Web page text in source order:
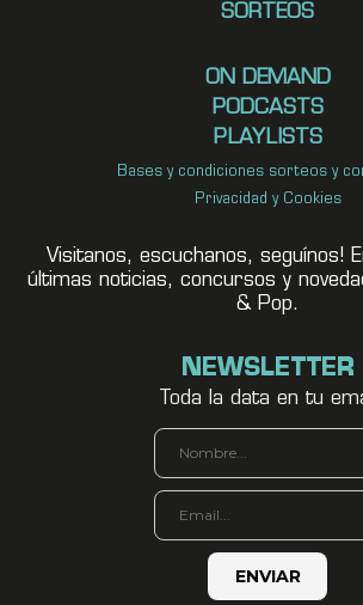
SORTEOS
ON DEMAND
PODCASTS
PLAYLISTS
Bases y condiciones sorteos y
Privacidad y Cookies
Visitanos, escuchanos, seguínos!
últimas noticias, concursos y
& Pop.
NEWSLETTER
Toda la data en tu